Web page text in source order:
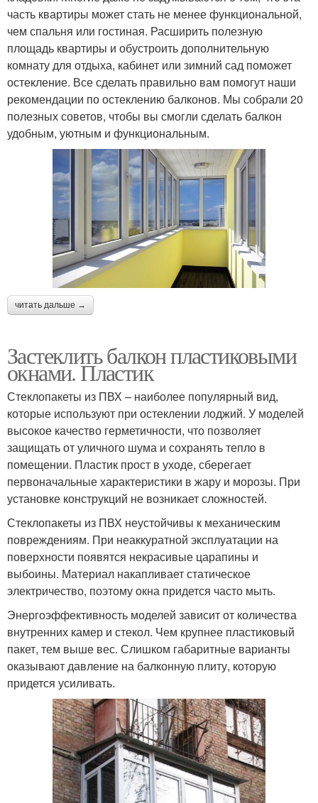
часть квартиры может стать не менее функциональной,
чем спальня или гостиная. Расширить полезную
площадь квартиры и обустроить дополнительную
комнату для отдыха, кабинет или зимний сад поможет
остекление. Все сделать правильно вам помогут наши
рекомендации по остеклению балконов. Мы собрали 20
полезных советов, чтобы вы смогли сделать балкон
удобным, уютным и функциональным.
читать дальше →
Застеклить балкон пластиковыми
окнами. Пластик
Стеклопакеты из ПВХ – наиболее популярный вид,
которые используют при остеклении лоджий. У моделей
высокое качество герметичности, что позволяет
защищать от уличного шума и сохранять тепло в
помещении. Пластик прост в уходе, сберегает
первоначальные характеристики в жару и морозы. При
установке конструкций не возникает сложностей.
Стеклопакеты из ПВХ неустойчивы к механическим
повреждениям. При неаккуратной эксплуатации на
поверхности появятся некрасивые царапины и
выбоины. Материал накапливает статическое
электричество, поэтому окна придется часто мыть.
Энергоэффективность моделей зависит от количества
внутренних камер и стекол. Чем крупнее пластиковый
пакет, тем выше вес. Слишком габаритные варианты
оказывают давление на балконную плиту, которую
придется усиливать.